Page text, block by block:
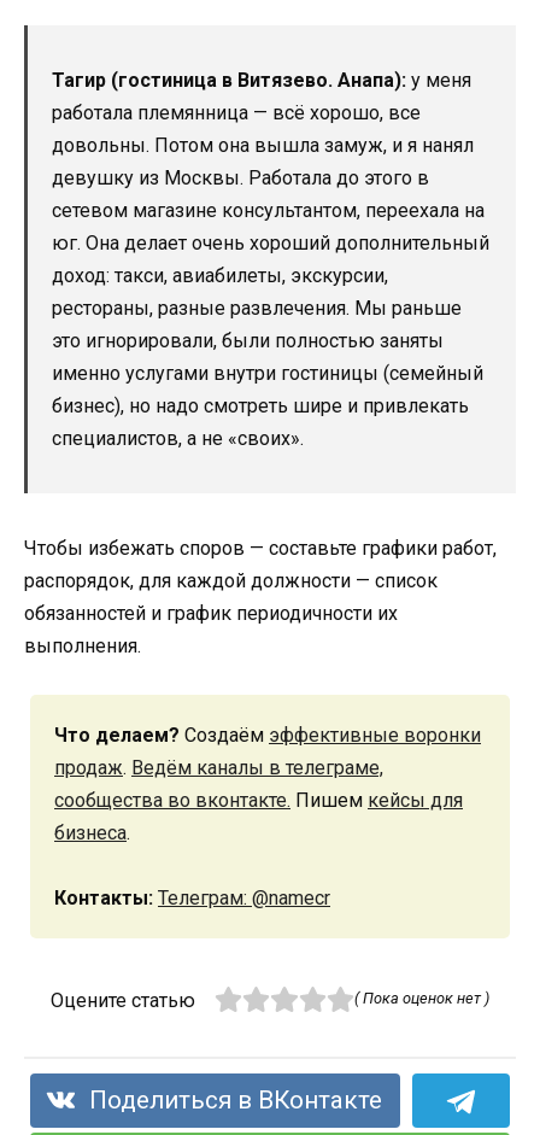
Тагир (гостиница в Витязево. Анапа): у меня
работала племянница — всё хорошо, все
довольны. Потом она вышла замуж, и я нанял
девушку из Москвы. Работала до этого в
сетевом магазине консультантом, переехала на
юг. Она делает очень хороший дополнительный
доход: такси, авиабилеты, экскурсии,
рестораны, разные развлечения. Мы раньше
это игнорировали, были полностью заняты
именно услугами внутри гостиницы (семейный
бизнес), но надо смотреть шире и привлекать
специалистов, а не «своих».
Чтобы избежать споров — составьте графики работ,
распорядок, для каждой должности — список
обязанностей и график периодичности их
выполнения.
Что делаем? Создаём эффективные воронки
продаж. Ведём каналы в телеграме,
сообщества во вконтакте. Пишем кейсы для
бизнеса.
Контакты: Телеграм: @namecr
Оцените статью ( Пока оценок нет )
Поделиться в ВКонтакте